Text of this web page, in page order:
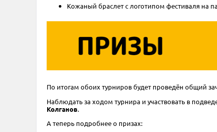
Кожаный браслет с логотипом фестиваля на
По итогам обоих турниров будет проведён общий
Наблюдать за ходом турнира и участвовать в
Колганов.
А теперь подробнее о призах: